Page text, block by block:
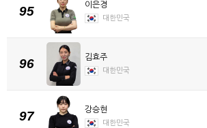
95 이은경
대한민국
96 김효주
대한민국
97 강승현
대한민국